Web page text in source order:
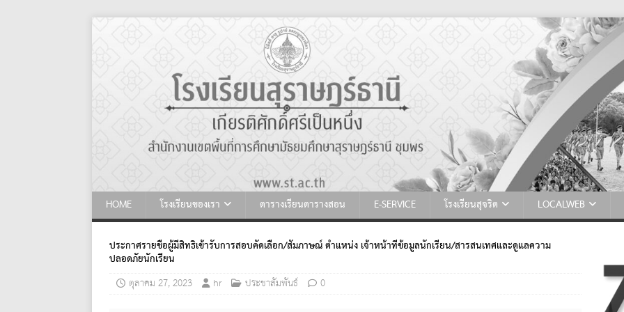
HOME โรงเรียนของเรา ตารางเรียนตารางสอน E-SERVICE โรงเรียนสุจริต LOCALWEB
ประกาศรายชื่อผู้มีสิทธิ์เข้ารับการสอบคัดเลือก/สัมภาษณ์ ตำแหน่ง เจ้าหน้าที่ข้อมูลนักเรียน/สารสนเทศและดูแลความ
ปลอดภัยนักเรียน
ตุลาคม 27, 2023
hr ประชาสัมพันธ์ 0